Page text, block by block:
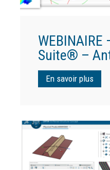
WEBINAIRE
Suite® –
En savoir plus